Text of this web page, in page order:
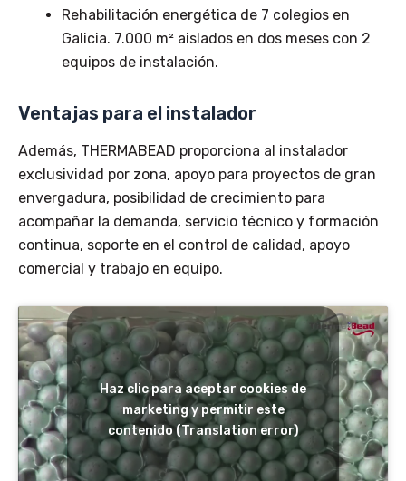
Rehabilitación energética de 7 colegios en
Galicia. 7.000 m² aislados en dos meses con 2
equipos de instalación.
Ventajas para el instalador
Además, THERMABEAD proporciona al instalador
exclusividad por zona, apoyo para proyectos de gran
envergadura, posibilidad de crecimiento para
acompañar la demanda, servicio técnico y formación
continua, soporte en el control de calidad, apoyo
comercial y trabajo en equipo.
Haz clic para aceptar cookies de
marketing y permitir este
contenido (Translation error)